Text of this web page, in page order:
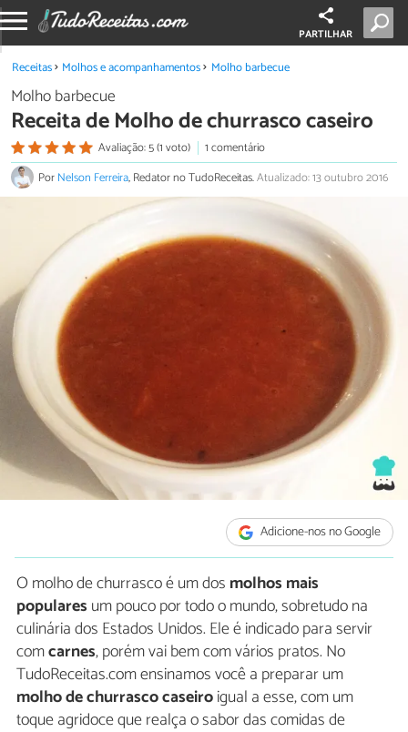
PARTILHAR
Receitas Molhos e acompanhamentos Molho barbecue
Molho barbecue
Receita de Molho de churrasco caseiro
Avaliação: 5 (1 voto)
1 comentário
PorNelson Ferreira, Redator no TudoReceitas.Atualizado: 13 outubro 2016
Adicione-nos no Google
O molho de churrasco é um dos molhos mais
populares um pouco por todo o mundo, sobretudo na
culinária dos Estados Unidos. Ele é indicado para servir
comcarnes, porém vai bem com vários pratos. No
TudoReceitas.com ensinamos você a preparar um
molho de churrasco caseiroigual a esse, com um
toque agridoce que realça o sabor das comidas de